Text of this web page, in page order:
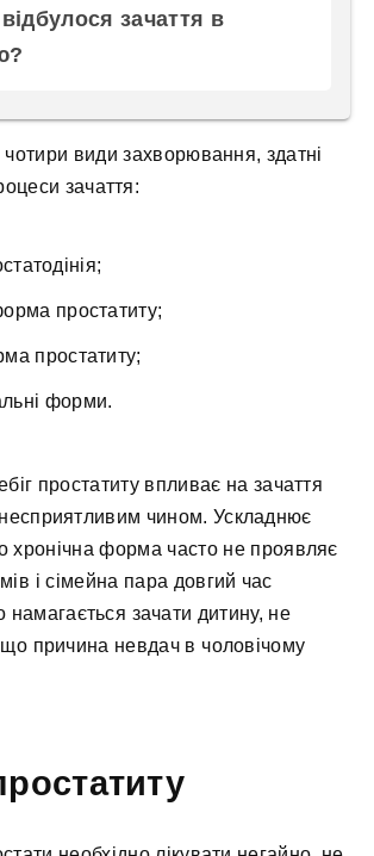
зачаття в
чотири види захворювання, здатні
зачаття:
простатиту;
простатиту;
форми.
простатиту впливає на зачаття
чином. Ускладнює
хронічна форма часто не проявляє
і сімейна пара довгий час
намагається зачати дитину, не
причина невдач в чоловічому